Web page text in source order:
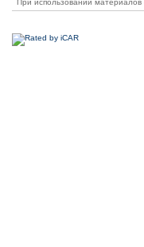
При использовании материалов